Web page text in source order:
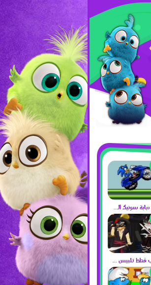
لعبة دبابة سونيك الجديدة
العاب قطط تلبيس 2017